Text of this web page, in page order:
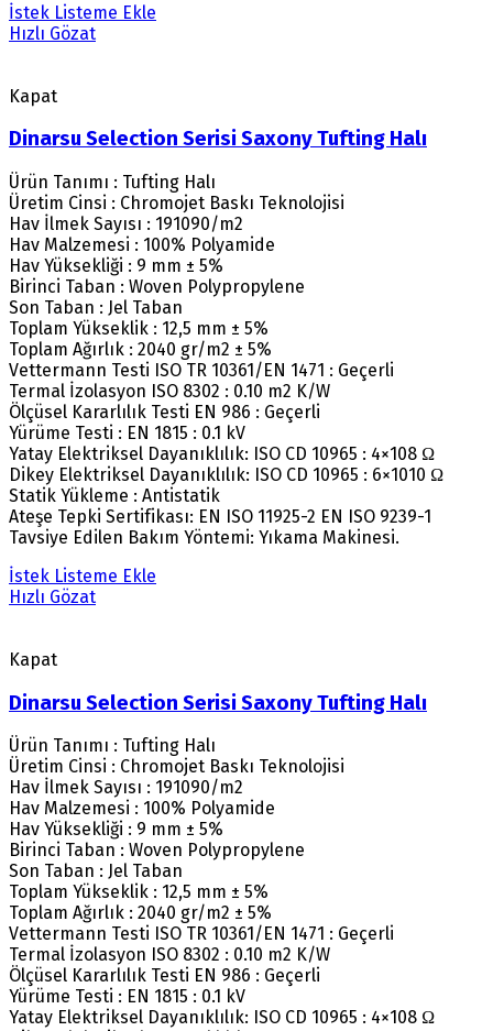
İstek Listeme Ekle
Hızlı Gözat
Kapat
Dinarsu Selection Serisi Saxony Tufting Halı
Ürün Tanımı : Tufting Halı
Üretim Cinsi : Chromojet Baskı Teknolojisi
Hav İlmek Sayısı : 191090/m2
Hav Malzemesi : 100% Polyamide
Hav Yüksekliği : 9 mm ± 5%
Birinci Taban : Woven Polypropylene
Son Taban : Jel Taban
Toplam Yükseklik : 12,5 mm ± 5%
Toplam Ağırlık : 2040 gr/m2 ± 5%
Vettermann Testi ISO TR 10361/EN 1471 : Geçerli
Termal İzolasyon ISO 8302 : 0.10 m2 K/W
Ölçüsel Kararlılık Testi EN 986 : Geçerli
Yürüme Testi : EN 1815 : 0.1 kV
Yatay Elektriksel Dayanıklılık: ISO CD 10965 : 4×108 Ω
Dikey Elektriksel Dayanıklılık: ISO CD 10965 : 6×1010 Ω
Statik Yükleme : Antistatik
Ateşe Tepki Sertifikası: EN ISO 11925-2 EN ISO 9239-1
Tavsiye Edilen Bakım Yöntemi: Yıkama Makinesi.
İstek Listeme Ekle
Hızlı Gözat
Kapat
Dinarsu Selection Serisi Saxony Tufting Halı
Ürün Tanımı : Tufting Halı
Üretim Cinsi : Chromojet Baskı Teknolojisi
Hav İlmek Sayısı : 191090/m2
Hav Malzemesi : 100% Polyamide
Hav Yüksekliği : 9 mm ± 5%
Birinci Taban : Woven Polypropylene
Son Taban : Jel Taban
Toplam Yükseklik : 12,5 mm ± 5%
Toplam Ağırlık : 2040 gr/m2 ± 5%
Vettermann Testi ISO TR 10361/EN 1471 : Geçerli
Termal İzolasyon ISO 8302 : 0.10 m2 K/W
Ölçüsel Kararlılık Testi EN 986 : Geçerli
Yürüme Testi : EN 1815 : 0.1 kV
Yatay Elektriksel Dayanıklılık: ISO CD 10965 : 4×108 Ω